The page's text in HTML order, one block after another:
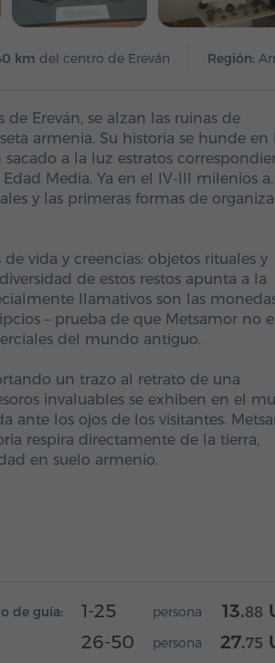
km del centro de Ereván Región:
Ereván, se alzan las ruinas de
armenia. Su historia se hunde en
a la luz estratos
Media. Ya en el IV-III milenios a.
y las primeras formas de
vida y creencias: objetos rituales y
de estos restos apunta a la
llamativos son las
– prueba de que Metsamor no
del mundo antiguo.
un trazo al retrato de una
invaluables se exhiben en el
ante los ojos de los visitantes.
respira directamente de la tierra,
en suelo armenio.
de guía: 1-25 persona 13.88
26-50
persona 27.75